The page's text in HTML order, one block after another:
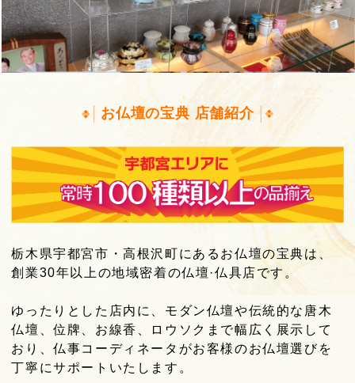
お仏壇の宝典 店舗紹介
栃木県宇都宮市・高根沢町にあるお仏壇の宝典は、
創業30年以上の地域密着の仏壇·仏具店です。
ゆったりとした店内に、モダン仏壇や伝統的な唐木
仏壇、位牌、お線香、ロウソクまで幅広く展示して
おり、仏事コーディネータがお客様のお仏壇選びを
丁寧にサポートいたします。